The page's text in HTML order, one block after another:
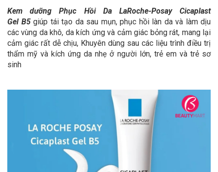
Kem dưỡng Phục Hồi Da LaRoche-Posay Cicaplast
Gel B5giúp tái tạo da sau mụn, phục hồi làn da và làm dịu
các vùng da khô, da kích ứng và cảm giác bỏng rát, mang lại
cảm giác rất dễ chịu, Khuyên dùng sau các liệu trình điều trị
thẩm mỹ và kích ứng da nhẹ ở người lớn, trẻ em và trẻ sơ
sinh